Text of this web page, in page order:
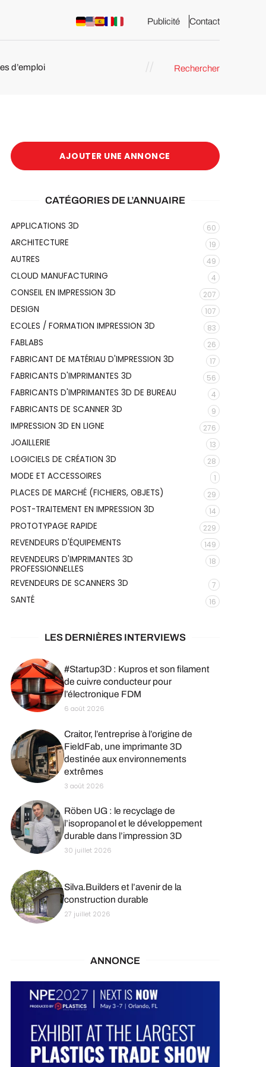
Publicité Contact
d’emploi Rechercher
AJOUTER UNE ANNONCE
CATÉGORIES DE L’ANNUAIRE
APPLICATIONS 3D 60
ARCHITECTURE 19
AUTRES 49
CLOUD MANUFACTURING 4
CONSEIL EN IMPRESSION 3D 207
DESIGN 107
ECOLES / FORMATION IMPRESSION 3D 83
FABLABS 26
FABRICANT DE MATÉRIAU D'IMPRESSION 3D 17
FABRICANTS D'IMPRIMANTES 3D 56
FABRICANTS D'IMPRIMANTES 3D DE BUREAU 4
FABRICANTS DE SCANNER 3D 9
IMPRESSION 3D EN LIGNE 276
JOAILLERIE 13
LOGICIELS DE CRÉATION 3D 28
MODE ET ACCESSOIRES 1
PLACES DE MARCHÉ (FICHIERS, OBJETS) 29
POST-TRAITEMENT EN IMPRESSION 3D 14
PROTOTYPAGE RAPIDE 229
REVENDEURS D'ÉQUIPEMENTS 149
REVENDEURS D'IMPRIMANTES 3D
PROFESSIONNELLES
18
REVENDEURS DE SCANNERS 3D 7
SANTÉ 16
LES DERNIÈRES INTERVIEWS
#Startup3D : Kupros et son filament
de cuivre conducteur pour
l’électronique FDM
6 août 2026
Craitor, l’entreprise à l’origine de
FieldFab, une imprimante 3D
destinée aux environnements
extrêmes
3 août 2026
Röben UG : le recyclage de
l’isopropanol et le développement
durable dans l’impression 3D
30 juillet 2026
Silva.Builders et l’avenir de la
construction durable
27 juillet 2026
ANNONCE